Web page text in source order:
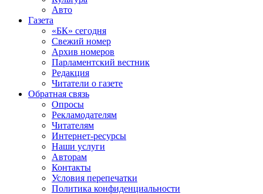
Авто
Газета
«БК» сегодня
Свежий номер
Архив номеров
Парламентский вестник
Редакция
Читатели о газете
Обратная связь
Опросы
Рекламодателям
Читателям
Интернет-ресурсы
Наши услуги
Авторам
Контакты
Условия перепечатки
Политика конфиденциальности